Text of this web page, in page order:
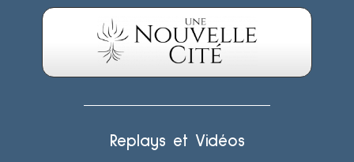
Replays et Vidéos